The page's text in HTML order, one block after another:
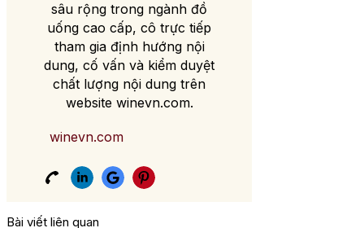
sâu rộng trong ngành đồ
uống cao cấp, cô trực tiếp
tham gia định hướng nội
dung, cố vấn và kiểm duyệt
chất lượng nội dung trên
website winevn.com.
winevn.com
Bài viết liên quan